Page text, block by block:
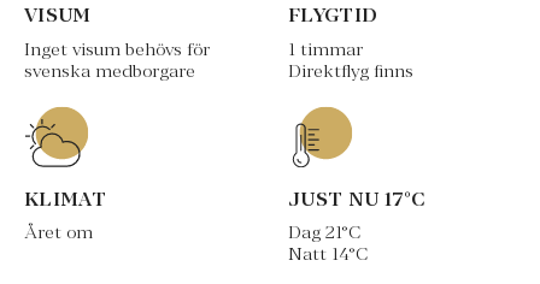
VISUM
Inget visum behövs för
svenska medborgare
FLYGTID
1 timmar
Direktflyg finns
KLIMAT
Året om
JUST NU 17°C
Dag 21°C
Natt 14°C